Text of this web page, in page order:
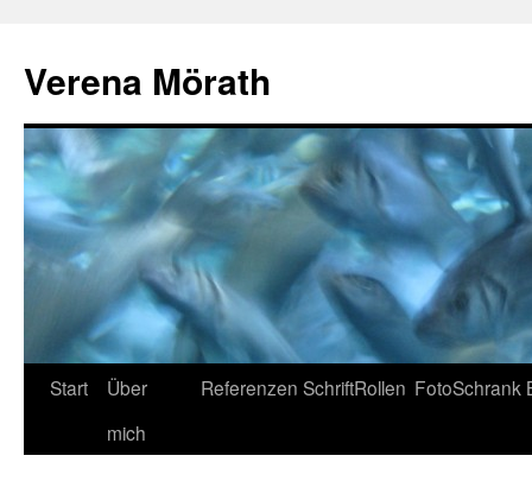
Verena Mörath
Zum
Start
Über
mich
Referenzen SchriftRollen FotoSchrank